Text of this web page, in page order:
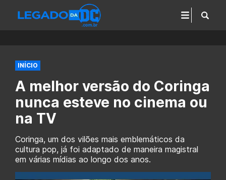
INÍCIO
A melhor versão do Coringa
nunca esteve no cinema ou
na TV
Coringa, um dos vilões mais emblemáticos da
cultura pop, já foi adaptado de maneira magistral
em várias mídias ao longo dos anos.